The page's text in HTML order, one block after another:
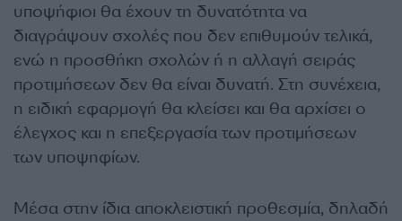
υποψήφιοι θα έχουν τη δυνατότητα να
διαγράψουν σχολές που δεν επιθυμούν τελικά,
ενώ η προσθήκη σχολών ή η αλλαγή σειράς
προτιμήσεων δεν θα είναι δυνατή. Στη συνέχεια,
η ειδική εφαρμογή θα κλείσει και θα αρχίσει ο
έλεγχος και η επεξεργασία των προτιμήσεων
των υποψηφίων.
Μέσα στην ίδια αποκλειστική προθεσμία, δηλαδή